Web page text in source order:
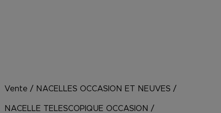
Vente / NACELLES OCCASION ET NEUVES /
NACELLE TELESCOPIQUE OCCASION /